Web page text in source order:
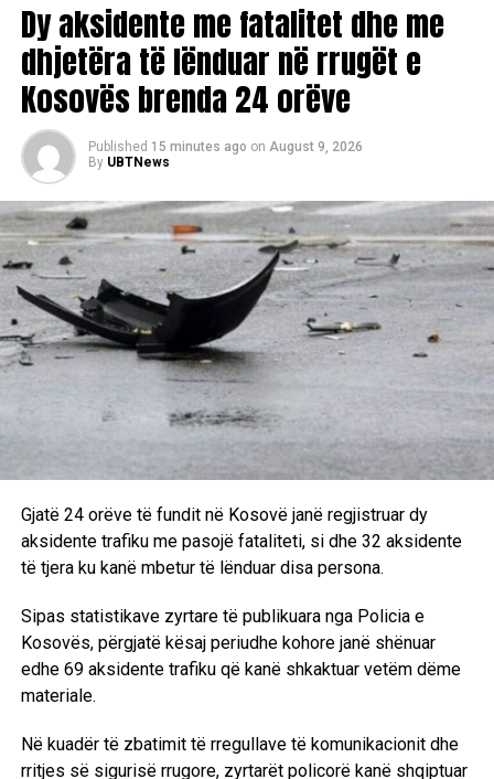
Dy aksidente me fatalitet dhe me
dhjetëra të lënduar në rrugët e
Kosovës brenda 24 orëve
Published 15 minutes ago on August 9, 2026
By UBTNews
Gjatë 24 orëve të fundit në Kosovë janë regjistruar dy
aksidente trafiku me pasojë fataliteti, si dhe 32 aksidente
të tjera ku kanë mbetur të lënduar disa persona.
Sipas statistikave zyrtare të publikuara nga Policia e
Kosovës, përgjatë kësaj periudhe kohore janë shënuar
edhe 69 aksidente trafiku që kanë shkaktuar vetëm dëme
materiale.
Në kuadër të zbatimit të rregullave të komunikacionit dhe
rritjes së sigurisë rrugore, zyrtarët policorë kanë shqiptuar